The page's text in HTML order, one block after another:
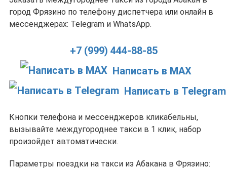
город Фрязино по телефону диспетчера или онлайн в
мессенджерах: Telegram и WhatsApp.
+7 (999) 444-88-85
Написать в MAX
Написать в Telegram
Кнопки телефона и мессенджеров кликабельны,
вызывайте междугороднее такси в 1 клик, набор
произойдет автоматически.
Параметры поездки на такси из Абакана в Фрязино: